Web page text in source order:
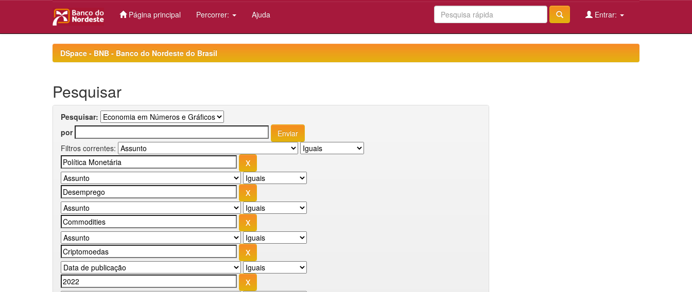
Página principal Percorrer: Ajuda Entrar:
DSpace - BNB - Banco do Nordeste do Brasil
Pesquisar
Pesquisar:
por
Filtros correntes: